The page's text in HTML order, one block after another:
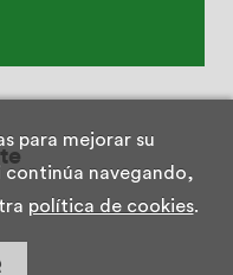
para mejorar su
continúa navegando,
política de cookies.